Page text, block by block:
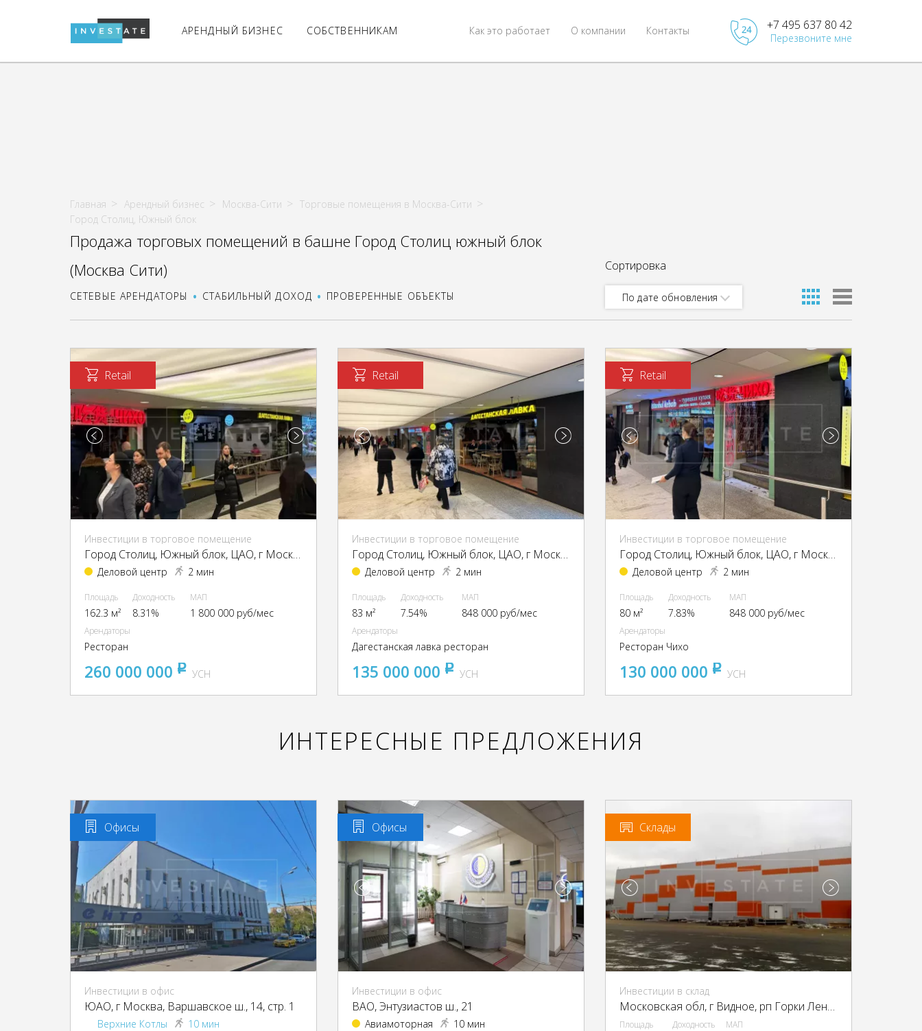
АРЕНДНЫЙ БИЗНЕС СОБСТВЕННИКАМ Контакты
О компании
Как это работает +7 495 637 80 42
Перезвоните мне
Главная Арендный бизнес Москва-Сити
Торговые помещения в Москва-Сити
Город Столиц, Южный блок
Продажа торговых помещений в башне Город Столиц южный блок
(Москва Сити)
СЕТЕВЫЕ АРЕНДАТОРЫ СТАБИЛЬНЫЙ ДОХОД ПРОВЕРЕННЫЕ ОБЪЕКТЫ
Сортировка
По дате обновления
Retail
Инвестиции в торговое помещение
Город Столиц, Южный блок, ЦАО, г Москва, Пресненская наб., 8, стр. 1
Деловой центр 2 мин
Площадь
162.3 м²
Доходность
8.31%
МАП
1 800 000 руб/мес
Арендаторы
Ресторан
260 000 000 pуб
УСН
Retail
Инвестиции в торговое помещение
Город Столиц, Южный блок, ЦАО, г Москва, Пресненская наб., 8, стр. 1
Деловой центр 2 мин
Площадь
83 м²
Доходность
7.54%
МАП
848 000 руб/мес
Арендаторы
Дагестанская лавка ресторан
135 000 000 pуб
УСН
Retail
Инвестиции в торговое помещение
Город Столиц, Южный блок, ЦАО, г Москва, Пресненская наб., 8, стр. 1
Деловой центр 2 мин
Площадь
80 м²
Доходность
7.83%
МАП
848 000 руб/мес
Арендаторы
Ресторан Чихо
130 000 000 pуб
УСН
ИНТЕРЕСНЫЕ ПРЕДЛОЖЕНИЯ
Офисы
Инвестиции в офис
ЮАО, г Москва, Варшавское ш., 14, стр. 1
Верхние Котлы 10 мин
Офисы
Инвестиции в офис
ВАО, Энтузиастов ш., 21
Авиамоторная 10 мин
Склады
Инвестиции в склад
Московская обл, г Видное, рп Горки Ленинские, Промзона Технопарк улица Восточная, Московская обл., промзона Технопарк, Восточная ул.
Площадь Доходность МАП